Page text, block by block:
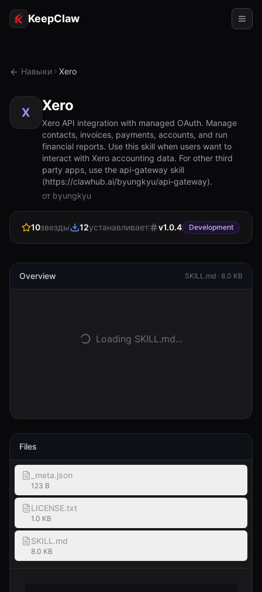
KeepClaw
Доступ к токену
Примеры использования
РЕСУРСЫ
Документация
Войти
Навыки Xero
X Xero
Xero API integration with managed OAuth. Manage
contacts, invoices, payments, accounts, and run
financial reports. Use this skill when users want to
interact with Xero accounting data. For other third
party apps, use the api-gateway skill
(https://clawhub.ai/byungkyu/api-gateway).
от byungkyu
10звезды 12устанавливает v1.0.4 Development
Overview SKILL.md · 8.0 KB
Loading SKILL.md...
Files
_meta.json
123 B
LICENSE.txt
1.0 KB
SKILL.md
8.0 KB